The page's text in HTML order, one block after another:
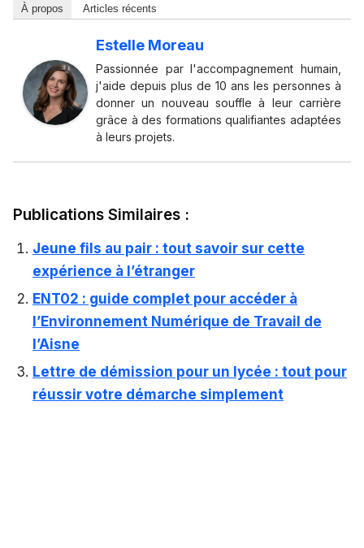
À propos Articles récents
Estelle Moreau
Passionnée par l'accompagnement humain,
j'aide depuis plus de 10 ans les personnes à
donner un nouveau souffle à leur carrière
grâce à des formations qualifiantes adaptées
à leurs projets.
Publications Similaires :
Jeune fils au pair : tout savoir sur cette
expérience à l’étranger
ENT02 : guide complet pour accéder à
l’Environnement Numérique de Travail de
l’Aisne
Lettre de démission pour un lycée : tout pour
réussir votre démarche simplement